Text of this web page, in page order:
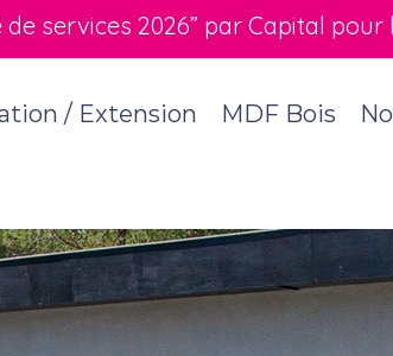
services 2026” par Capital pour
/ Extension MDF Bois